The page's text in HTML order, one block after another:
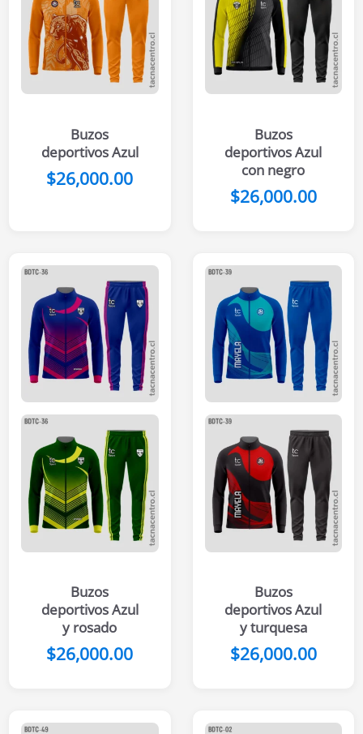
Buzos
deportivos Azul
$26,000.00
Buzos
deportivos Azul
con negro
$26,000.00
Buzos
deportivos Azul
y rosado
$26,000.00
Buzos
deportivos Azul
y turquesa
$26,000.00